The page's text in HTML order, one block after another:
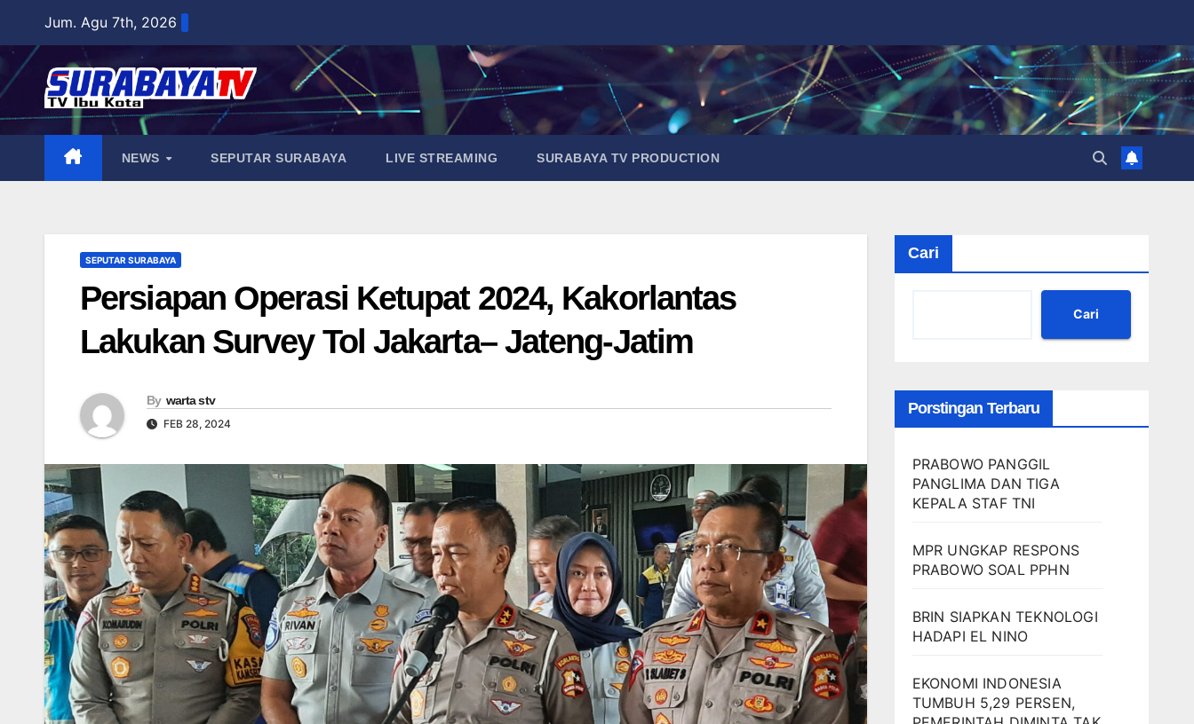
content
Jum. Agu 7th, 2026
NEWS SEPUTAR SURABAYA LIVE STREAMING SURABAYA TV PRODUCTION
SEPUTAR SURABAYA
Persiapan Operasi Ketupat 2024, Kakorlantas
Lakukan Survey Tol Jakarta– Jateng-Jatim
By warta stv
FEB 28, 2024
Cari
Cari
Porstingan Terbaru
PRABOWO PANGGIL
PANGLIMA DAN TIGA
KEPALA STAF TNI
MPR UNGKAP RESPONS
PRABOWO SOAL PPHN
BRIN SIAPKAN TEKNOLOGI
HADAPI EL NINO
EKONOMI INDONESIA
TUMBUH 5,29 PERSEN,